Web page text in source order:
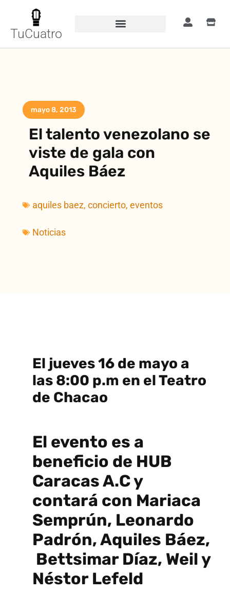
TuCuatro
mayo 8, 2013
El talento venezolano se
viste de gala con
Aquiles Báez
aquiles baez,concierto,eventos
Noticias
El jueves 16 de mayo a
las 8:00 p.m en el Teatro
de Chacao
El evento es a
beneficio de HUB
Caracas A.C y
contará con Mariaca
Semprún, Leonardo
Padrón, Aquiles Báez,
Bettsimar Díaz, Weil y
Néstor Lefeld